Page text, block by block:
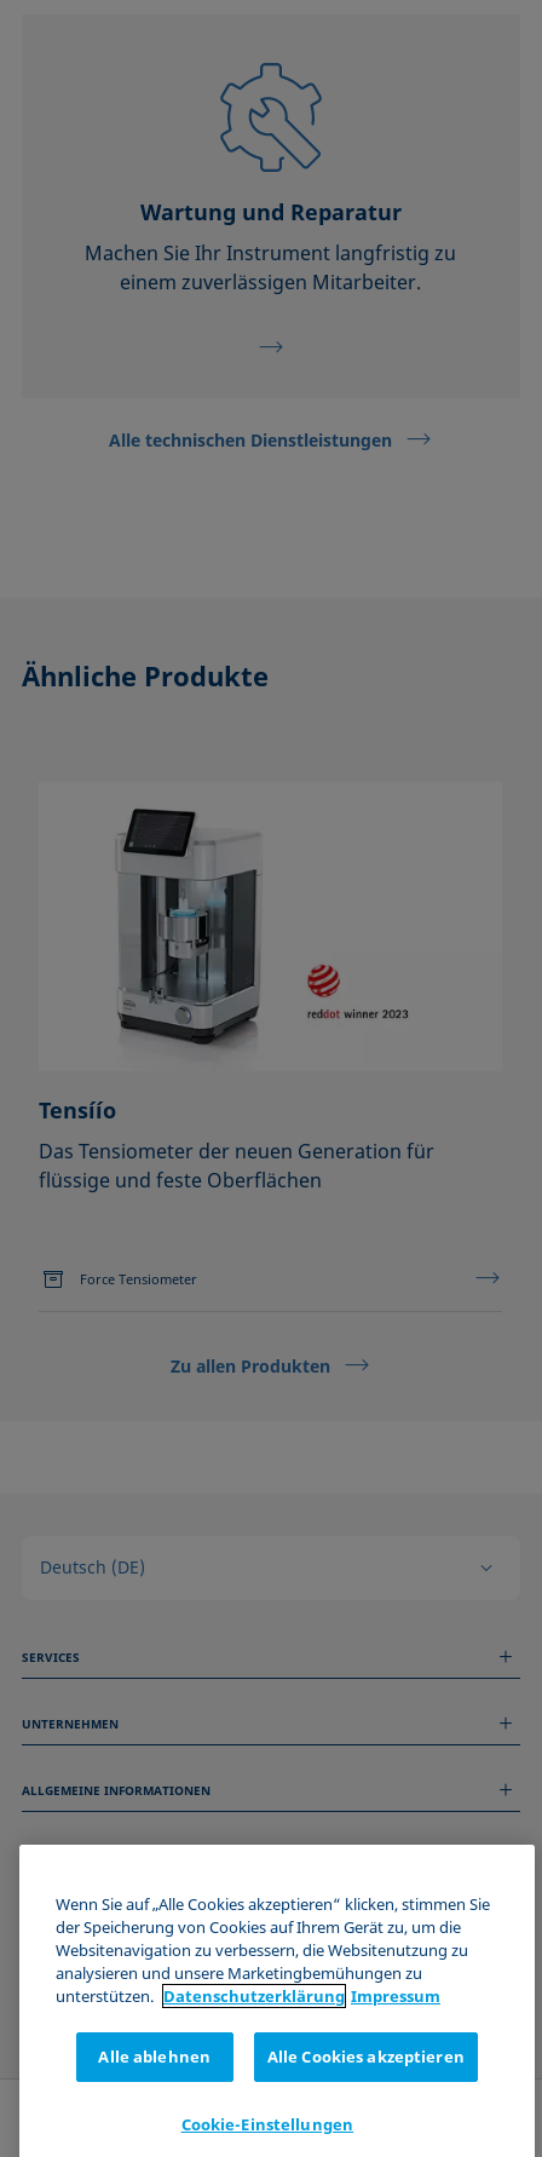
Wartung und Reparatur
Machen Sie Ihr Instrument langfristig zu
einem zuverlässigen Mitarbeiter.
Alle technischen Dienstleistungen
Ähnliche Produkte
Tensíío
Das Tensiometer der neuen Generation für
flüssige und feste Oberflächen
Force Tensiometer
Zu allen Produkten
Anfrage senden
Deutsch (DE)
SERVICES
Technischer Service
Remote Support
UNTERNEHMEN
Stellenangebote
ALLGEMEINE INFORMATIONEN
Cookie-Richtlinie
Verkaufs- und Lieferbedingungen
Zertifizierungen (ISO 9001)
Newsletter-Anmeldung
Wenn Sie auf „Alle Cookies akzeptieren“ klicken, stimmen Sie
der Speicherung von Cookies auf Ihrem Gerät zu, um die
Websitenavigation zu verbessern, die Websitenutzung zu
analysieren und unsere Marketingbemühungen zu
unterstützen. Datenschutz­erklärung Impressum
Alle ablehnen Alle Cookies akzeptieren
Cookie-Einstellungen